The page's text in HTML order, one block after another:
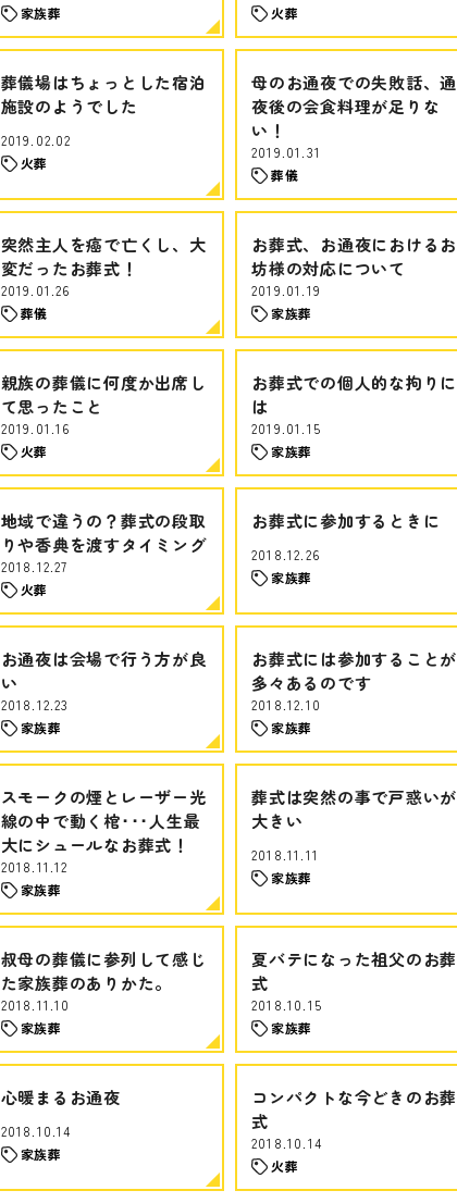
家族葬
火葬
葬儀場はちょっとした宿泊
施設のようでした
2019.02.02
火葬
母のお通夜での失敗話、通
夜後の会食料理が足りな
い！
2019.01.31
葬儀
突然主人を癌で亡くし、大
変だったお葬式！
2019.01.26
葬儀
お葬式、お通夜におけるお
坊様の対応について
2019.01.19
家族葬
親族の葬儀に何度か出席し
て思ったこと
2019.01.16
火葬
お葬式での個人的な拘りに
は
2019.01.15
家族葬
地域で違うの？葬式の段取
りや香典を渡すタイミング
2018.12.27
火葬
お葬式に参加するときに
2018.12.26
家族葬
お通夜は会場で行う方が良
い
2018.12.23
家族葬
お葬式には参加することが
多々あるのです
2018.12.10
家族葬
スモークの煙とレーザー光
線の中で動く棺･･･人生最
大にシュールなお葬式！
2018.11.12
家族葬
葬式は突然の事で戸惑いが
大きい
2018.11.11
家族葬
叔母の葬儀に参列して感じ
た家族葬のありかた。
2018.11.10
家族葬
夏バテになった祖父のお葬
式
2018.10.15
家族葬
心暖まるお通夜
2018.10.14
家族葬
コンパクトな今どきのお葬
式
2018.10.14
火葬